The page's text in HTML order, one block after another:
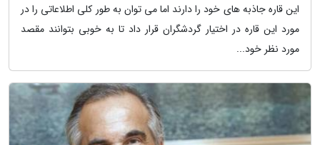
این قاره جاذبه های خود را دارند اما می توان به طور کلی اطلاعاتی را در
مورد این قاره در اختیار گردشگران قرار داد تا به خوبی بتوانند مقصد
مورد نظر خود...